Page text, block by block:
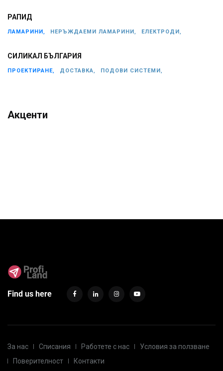
РАПИД
ЛАМАРИНИ, НЕРЪЖДАЕМИ ЛАМАРИНИ, ЕЛЕКТРОДИ,
СИЛИКАЛ БЪЛГАРИЯ
ПРОЕКТИРАНЕ, ДОСТАВКА, ПОДОВИ СИСТЕМИ,
Акценти
Find us here
За нас Списания Работете с нас
Условия за ползване
Поверителност
Контакти